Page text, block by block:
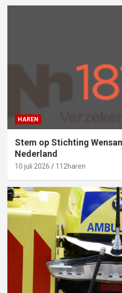
HAREN
Stem op Stichting
Nederland
10 juli 2026 112haren